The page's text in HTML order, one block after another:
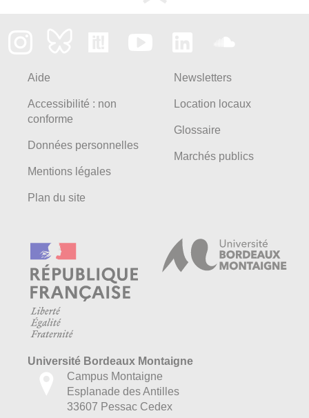
Aide
Accessibilité : non
conforme
Données personnelles
Mentions légales
Plan du site
Newsletters
Location locaux
Glossaire
Marchés publics
Université Bordeaux Montaigne
Campus Montaigne
Esplanade des Antilles
33607 Pessac Cedex